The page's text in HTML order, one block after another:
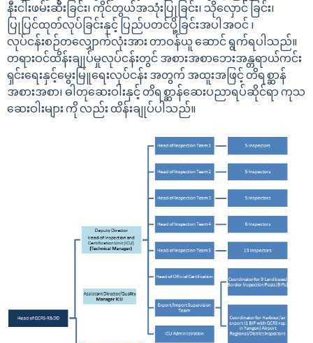
နီးငါးဖမ်းဆီးခြင်း၊ ကိုင်တွယ်အသုံးပြုခြင်း၊ သိုလှောင် ခြင်း၊
ပြုပြင်ထုတ်လုပ်ခြင်းနှင့် ပြည်ပတင်ပို့ခြင်းအပါအဝင် ၊
လုပ်ငန်းစဉ်တလျှောက်လုံးအား တာဝန်ယူ ဆောင် ရွက်ရပါသည်။
တရားဝင်ထိန်းချုပ်မှုလုပ်ငန်းတွင် အစားအစာဘေးအန္တရာယ်ကင်း
ရှင်းရေးနှင့်မွေးမြူရေးလုပ်ငန်း အတွက် အထူးအဖြင့် တိရစ္ဆာန်
အစားအစာ၊ ဓါတုဆေးဝါးနှင့် တိရစ္ဆာန်ဆေးပညာရပ်ဆိုင်ရာ ကုသ
ဆေးဝါးများ ကို လည်း ထိန်းချုပ်ပါသည်။